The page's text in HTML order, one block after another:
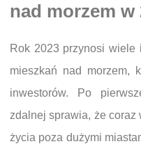
nad morzem w
Rok 2023 przynosi wiele
mieszkań nad morzem,
inwestorów. Po
zdalnej sprawia, że
życia poza dużymi